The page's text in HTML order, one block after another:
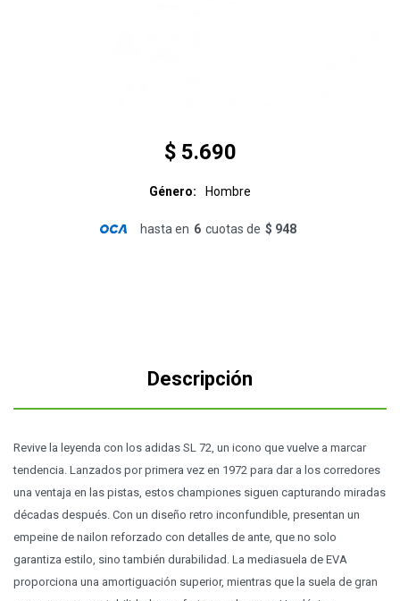
$ 5.690
Género Hombre
hasta en 6 cuotas de $ 948
Descripción
Revive la leyenda con los adidas SL 72, un icono que vuelve a marcar
tendencia. Lanzados por primera vez en 1972 para dar a los corredores
una ventaja en las pistas, estos championes siguen capturando miradas
décadas después. Con un diseño retro inconfundible, presentan un
empeine de nailon reforzado con detalles de ante, que no solo
garantiza estilo, sino también durabilidad. La mediasuela de EVA
proporciona una amortiguación superior, mientras que la suela de gran